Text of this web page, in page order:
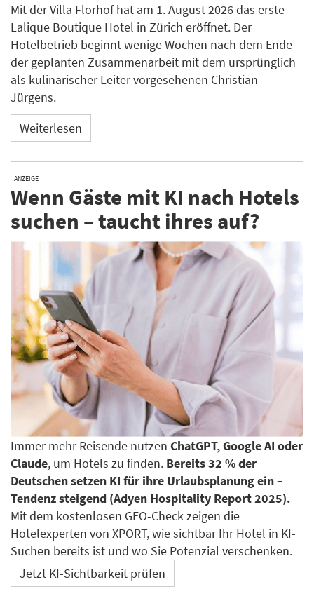
Mit der Villa Florhof hat am 1. August 2026 das erste
Lalique Boutique Hotel in Zürich eröffnet. Der
Hotelbetrieb beginnt wenige Wochen nach dem Ende
der geplanten Zusammenarbeit mit dem ursprünglich
als kulinarischer Leiter vorgesehenen Christian
Jürgens.
Weiterlesen
ANZEIGE
Wenn Gäste mit KI nach Hotels
suchen – taucht ihres auf?
Immer mehr Reisende nutzen ChatGPT, Google AI oder
Claude, um Hotels zu finden. Bereits 32 % der
Deutschen setzen KI für ihre Urlaubsplanung ein –
Tendenz steigend (Adyen Hospitality Report 2025).
Mit dem kostenlosen GEO-Check zeigen die
Hotelexperten von XPORT, wie sichtbar Ihr Hotel in KI-
Suchen bereits ist und wo Sie Potenzial verschenken.
Jetzt KI-Sichtbarkeit prüfen